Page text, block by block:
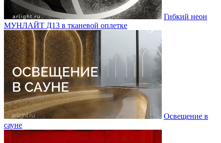
Гибкий неон
МУНЛАЙТ Д13 в тканевой оплетке
Освещение в
сауне